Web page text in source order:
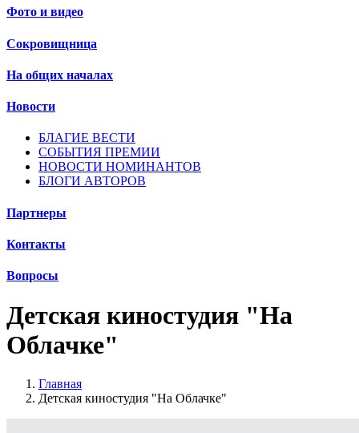
Фото и видео
Сокровищница
На общих началах
Новости
БЛАГИЕ ВЕСТИ
СОБЫТИЯ ПРЕМИИ
НОВОСТИ НОМИНАНТОВ
БЛОГИ АВТОРОВ
Партнеры
Контакты
Вопросы
Детская киностудия "На
Облачке"
Главная
Детская киностудия "На Облачке"